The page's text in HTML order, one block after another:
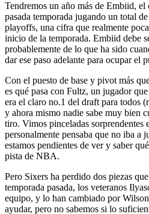
Tendremos un año más de Embiid, el
pasada temporada jugando un total
playoffs, una cifra que realmente
inicio de la temporada. Embiid debe
probablemente de lo que ha sido
dar ese paso adelante para ocupar el
Con el puesto de base y pivot más
es qué pasa con Fultz, un jugador
era el claro no.1 del draft para todos
y ahora mismo nadie sabe muy bien
tiro. Vimos pinceladas sorprendentes
personalmente pensaba que no iba a
estamos pendientes de ver y saber
pista de NBA.
Pero Sixers ha perdido dos piezas
temporada pasada, los veteranos
equipo, y lo han cambiado por
ayudar, pero no sabemos si lo